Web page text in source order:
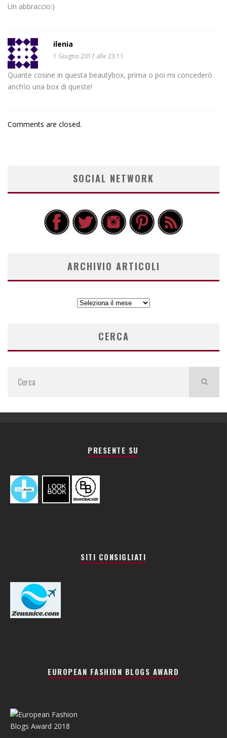
Un abbraccio:)
ilenia
1 Giugno 2017 alle 23:11
Quante cosine in questa beautybox, prima o poi mi concederò
anch’io una box di queste!
Comments are closed.
SOCIAL NETWORK
ARCHIVIO ARTICOLI
ARCHIVIO
CERCA
PRESENTE SU
SITI CONSIGLIATI
EUROPEAN FASHION BLOGS AWARD